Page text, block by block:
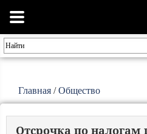
Главная /Общество
Отсрочка по налогам